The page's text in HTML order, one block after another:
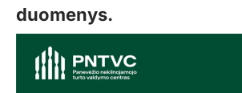
duomenys.